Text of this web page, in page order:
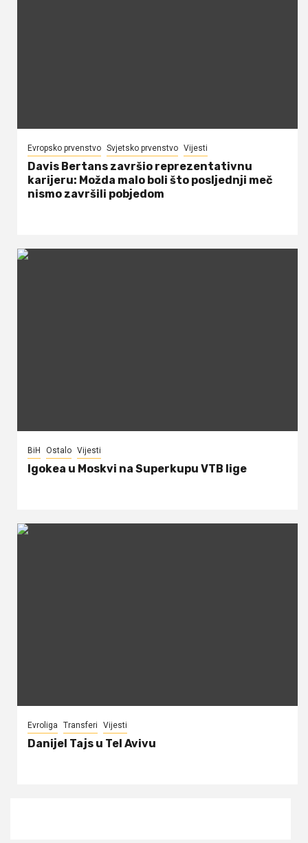
Evropsko prvenstvo Svjetsko prvenstvo Vijesti
Davis Bertans završio reprezentativnu
karijeru: Možda malo boli što posljednji meč
nismo završili pobjedom
BiH Ostalo Vijesti
Igokea u Moskvi na Superkupu VTB lige
Evroliga Transferi Vijesti
Danijel Tajs u Tel Avivu